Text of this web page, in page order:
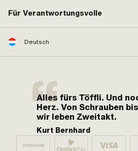
Für Verantwortungsvolle
Deutsch
Alles fürs Töffli. Und
Herz. Von Schrauben
wir leben Zweitakt.
Kurt Bernhard